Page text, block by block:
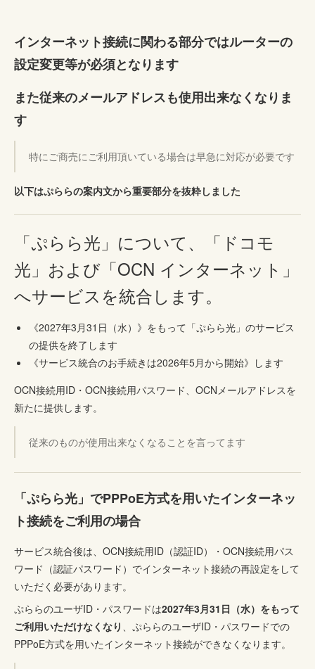
インターネット接続に関わる部分ではルーターの
設定変更等が必須となります
また従来のメールアドレスも使用出来なくなりま
す
特にご商売にご利用頂いている場合は早急に対応が必要です
以下はぷららの案内文から重要部分を抜粋しました
「ぷらら光」について、「ドコモ
光」および「OCN インターネット」
へサービスを統合します。
《2027年3月31日（水）》をもって「ぷらら光」のサービス
の提供を終了します
《サービス統合のお手続きは2026年5月から開始》します
OCN接続用ID・OCN接続用パスワード、OCNメールアドレスを
新たに提供します。
従来のものが使用出来なくなることを言ってます
「ぷらら光」でPPPoE方式を用いたインターネッ
ト接続をご利用の場合
サービス統合後は、OCN接続用ID（認証ID）・OCN接続用パス
ワード（認証パスワード）でインターネット接続の再設定をして
いただく必要があります。
ぷららのユーザID・パスワードは2027年3月31日（水）をもって
ご利用いただけなくなり
、ぷららのユーザID・パスワードでの
PPPoE方式を用いたインターネット接続ができなくなります。